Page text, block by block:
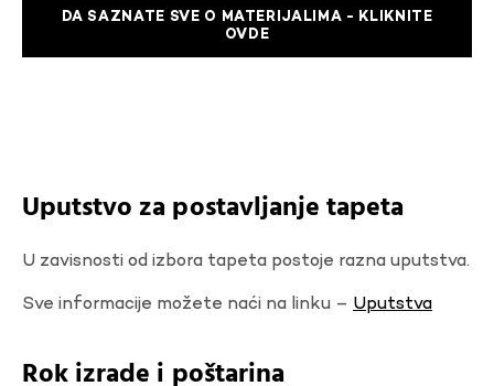
DA SAZNATE SVE O MATERIJALIMA - KLIKNITE
OVDE
Uputstvo za postavljanje tapeta
U zavisnosti od izbora tapeta postoje razna uputstva.
Sve informacije možete naći na linku – Uputstva
Rok izrade i poštarina